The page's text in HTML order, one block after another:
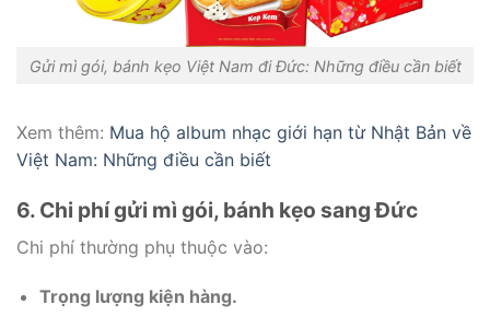
Gửi mì gói, bánh kẹo Việt Nam đi Đức: Những điều cần biết
Xem thêm: Mua hộ album nhạc giới hạn từ Nhật Bản về
Việt Nam: Những điều cần biết
6. Chi phí gửi mì gói, bánh kẹo sang Đức
Chi phí thường phụ thuộc vào:
Trọng lượng kiện hàng.